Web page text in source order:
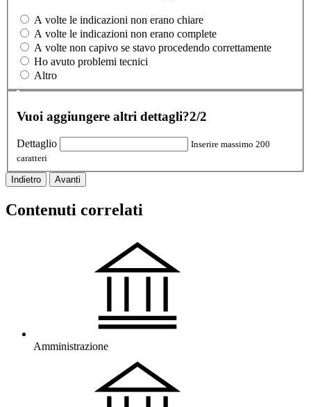
A volte le indicazioni non erano chiare
A volte le indicazioni non erano complete
A volte non capivo se stavo procedendo correttamente
Ho avuto problemi tecnici
Altro
Vuoi aggiungere altri dettagli?2/2
Dettaglio
Inserire massimo 200
caratteri
Indietro Avanti
Contenuti correlati
Amministrazione